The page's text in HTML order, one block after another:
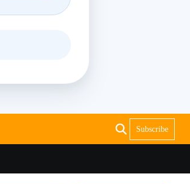
Subscribe